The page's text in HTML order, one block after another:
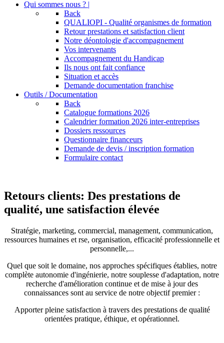
Qui sommes nous ? |
Back
QUALIOPI - Qualité organismes de formation
Retour prestations et satisfaction client
Notre déontologie d'accompagnement
Vos intervenants
Accompagnement du Handicap
Ils nous ont fait confiance
Situation et accès
Demande documentation franchise
Outils / Documentation
Back
Catalogue formations 2026
Calendrier formation 2026 inter-entreprises
Dossiers ressources
Questionnaire financeurs
Demande de devis / inscription formation
Formulaire contact
Retours clients: Des prestations de
qualité, une satisfaction élevée
Stratégie, marketing, commercial, management, communication,
ressources humaines et rse, organisation, efficacité professionnelle et
personnelle,...
Quel que soit le domaine, nos approches spécifiques établies, notre
complète autonomie d'ingénierie, notre souplesse d'adaptation, notre
recherche d'amélioration continue et de mise à jour des
connaissances sont au service de notre objectif premier :
Apporter pleine satisfaction à travers des prestations de qualité
orientées pratique, éthique, et opérationnel.